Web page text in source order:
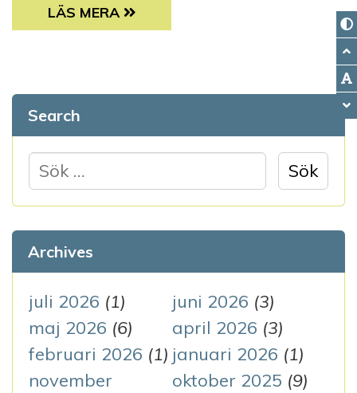
MÅNADENS BLOGGARE KAISA LEKA
LÄS MERA
Search
ö
e
f
t
e
r
:
Archives
juli 2026 (1) juni 2026 (3)
maj 2026 (6) april 2026 (3)
februari 2026 (1) januari 2026 (1)
november
oktober 2025 (9)